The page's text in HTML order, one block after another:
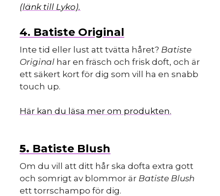
(länk till Lyko).
4. Batiste Original
Inte tid eller lust att tvätta håret? Batiste
Original har en fräsch och frisk doft, och är
ett säkert kort för dig som vill ha en snabb
touch up.
Här kan du läsa mer om produkten.
5. Batiste Blush
Om du vill att ditt hår ska dofta extra gott
och somrigt av blommor är Batiste Blush
ett torrschampo för dig.